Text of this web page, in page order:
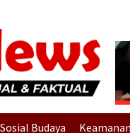
Sosial Budaya Keamanan